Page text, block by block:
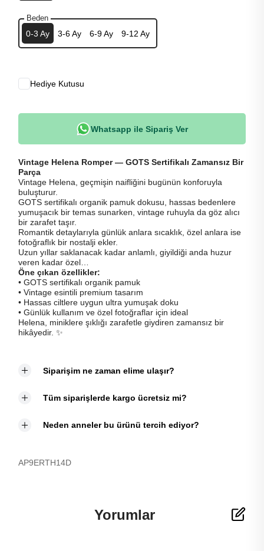
Beden
0-3 Ay 3-6 Ay 6-9 Ay 9-12 Ay
Hediye Kutusu
Whatsapp ile Sipariş Ver
Vintage Helena Romper — GOTS Sertifikalı Zamansız Bir
Parça
Vintage Helena, geçmişin naifliğini bugünün konforuyla
buluşturur.
GOTS sertifikalı organik pamuk dokusu, hassas bedenlere
yumuşacık bir temas sunarken, vintage ruhuyla da göz alıcı
bir zarafet taşır.
Romantik detaylarıyla günlük anlara sıcaklık, özel anlara ise
fotoğraflık bir nostalji ekler.
Uzun yıllar saklanacak kadar anlamlı, giyildiği anda huzur
veren kadar özel…
Öne çıkan özellikler:
• GOTS sertifikalı organik pamuk
• Vintage esintili premium tasarım
• Hassas ciltlere uygun ultra yumuşak doku
• Günlük kullanım ve özel fotoğraflar için ideal
Helena, miniklere şıklığı zarafetle giydiren zamansız bir
hikâyedir. ✨
Siparişim ne zaman elime ulaşır?
Tüm siparişlerde kargo ücretsiz mi?
Neden anneler bu ürünü tercih ediyor?
AP9ERTH14D
Yorumlar